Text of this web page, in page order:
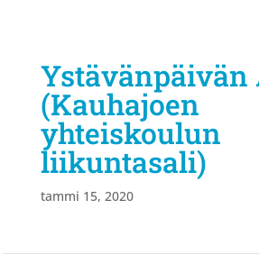
Ystävänpäivän
(Kauhajoen
yhteiskoulun
liikuntasali)
tammi 15, 2020